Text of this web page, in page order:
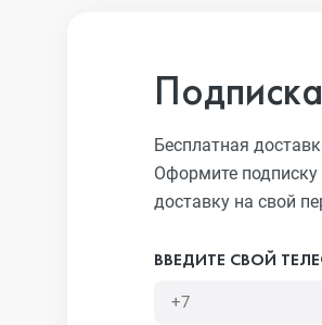
Бесплатная
Оформите
доставку на свой
ВВЕДИТЕ СВОЙ